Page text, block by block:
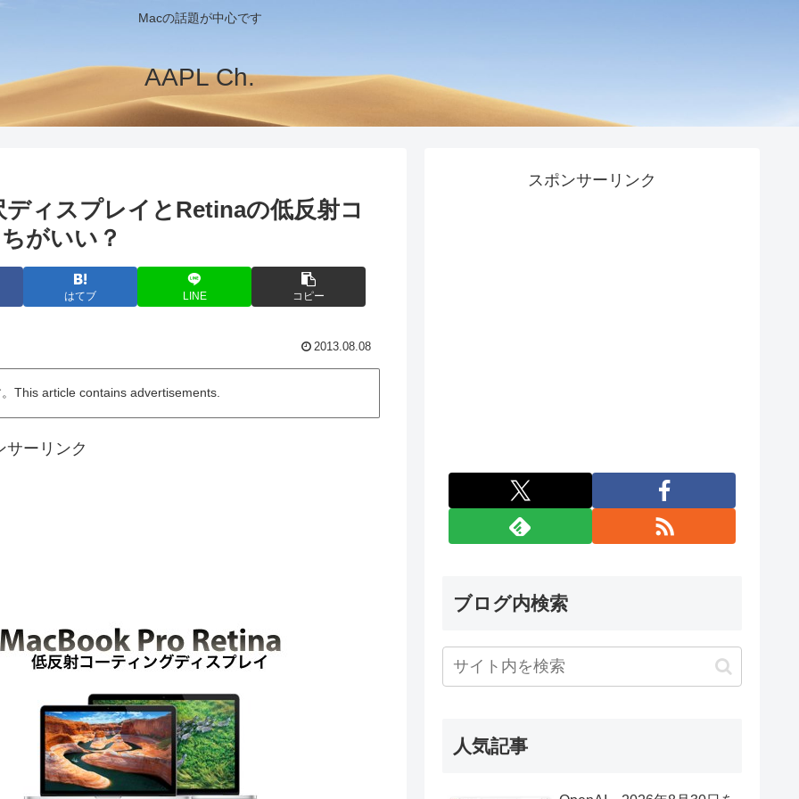
Macの話題が中心です
AAPL Ch.
ィスプレイとRetinaの低反射コ
がいい？
はてブ LINE コピー
2013.08.08
This article contains advertisements.
サーリンク
スポンサーリンク
ブログ内検索
人気記事